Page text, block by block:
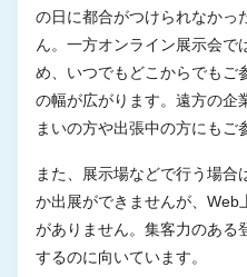
の日に都合がつけられなかっ
ん。一方オンライン展示会で
め、いつでもどこからでもご
の幅が広がります。遠方の企
まいの方や出張中の方にもご
また、展示場などで行う場合
か出展ができませんが、Web
がありません。集客力のある
するのに向いています。